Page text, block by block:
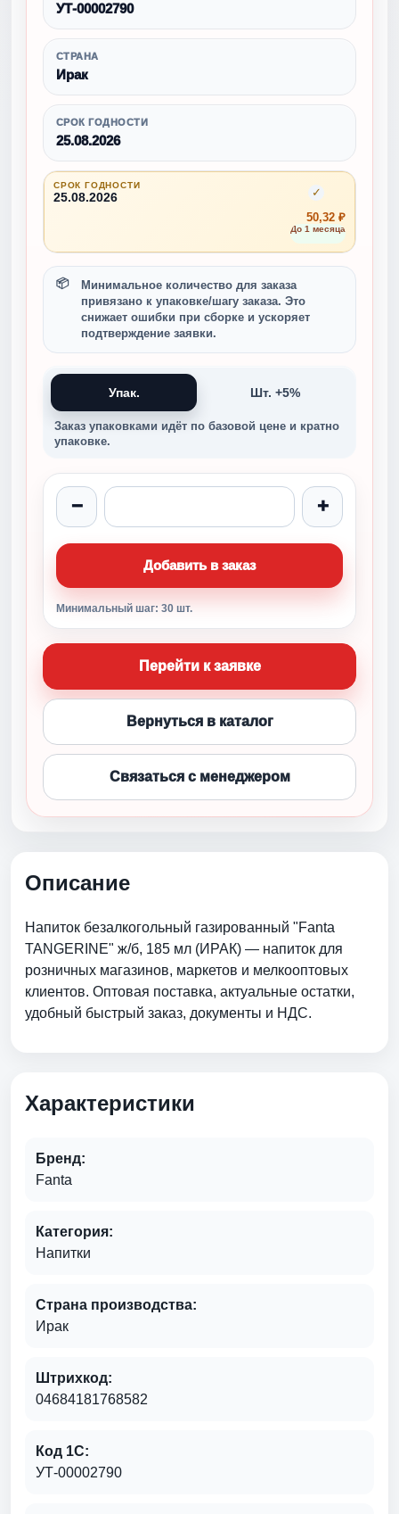
УТ-00002790
СТРАНА
Ирак
СРОК ГОДНОСТИ
25.08.2026
СРОК ГОДНОСТИ
25.08.2026
50,32 ₽
До 1 месяца
✓
Минимальное количество для заказа
привязано к упаковке/шагу заказа. Это
снижает ошибки при сборке и ускоряет
подтверждение заявки.
Упак. Шт. +5%
Заказ упаковками идёт по базовой цене и кратно
упаковке.
− +
Добавить в заказ
Минимальный шаг: 30 шт.
Перейти к заявке
Вернуться в каталог
Связаться с менеджером
Описание
Напиток безалкогольный газированный "Fanta
TANGERINE" ж/б, 185 мл (ИРАК) — напиток для
розничных магазинов, маркетов и мелкооптовых
клиентов. Оптовая поставка, актуальные остатки,
удобный быстрый заказ, документы и НДС.
Характеристики
Бренд:
Fanta
Категория:
Напитки
Страна производства:
Ирак
Штрихкод:
04684181768582
Код 1С:
УТ-00002790